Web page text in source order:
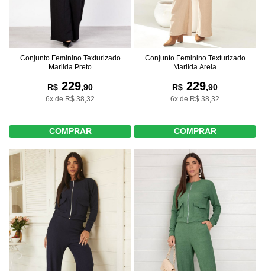
Conjunto Feminino Texturizado
Marilda Preto
R$ 229,90
6x de R$ 38,32
COMPRAR
Conjunto Feminino Texturizado
Marilda Areia
R$ 229,90
6x de R$ 38,32
COMPRAR